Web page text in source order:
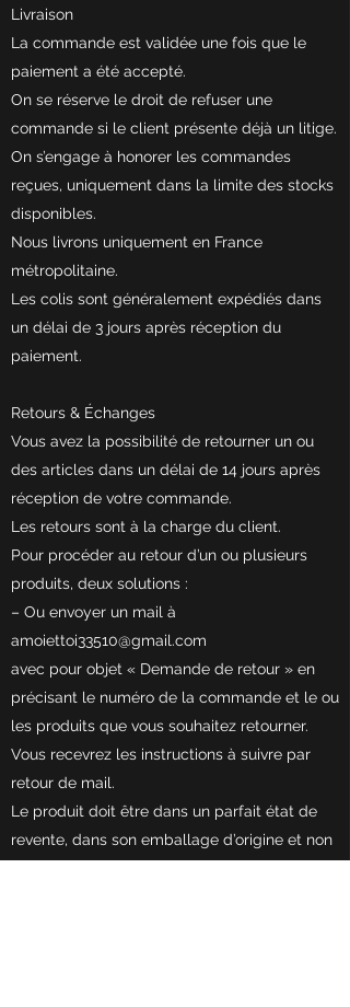
Livraison
La commande est validée une fois que le
paiement a été accepté.
On se réserve le droit de refuser une
commande si le client présente déjà un litige.
On s’engage à honorer les commandes
reçues, uniquement dans la limite des stocks
disponibles.
Nous livrons uniquement en France
métropolitaine.
Les colis sont généralement expédiés dans
un délai de 3 jours après réception du
paiement.
Retours & Échanges
Vous avez la possibilité de retourner un ou
des articles dans un délai de 14 jours après
réception de votre commande.
Les retours sont à la charge du client.
Pour procéder au retour d’un ou plusieurs
produits, deux solutions :
– Ou envoyer un mail à
amoiettoi33510@gmail.com
avec pour objet « Demande de retour » en
précisant le numéro de la commande et le ou
les produits que vous souhaitez retourner.
Vous recevrez les instructions à suivre par
retour de mail.
Le produit doit être dans un parfait état de
revente, dans son emballage d’origine et non